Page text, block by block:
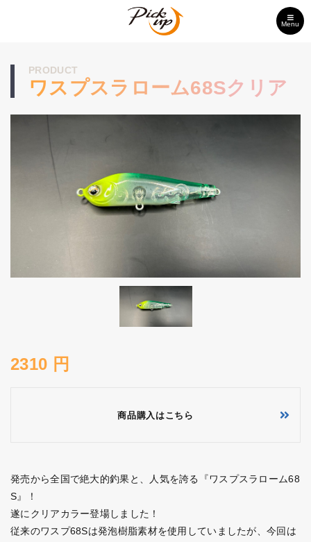
Menu
PRODUCT
ワスプスラローム68Sクリア
2310 円
商品購入はこちら
発売から全国で絶大的釣果と、人気を誇る『ワスプスラローム68
S』！
遂にクリアカラー登場しました！
従来のワスプ68Sは発泡樹脂素材を使用していましたが、今回は